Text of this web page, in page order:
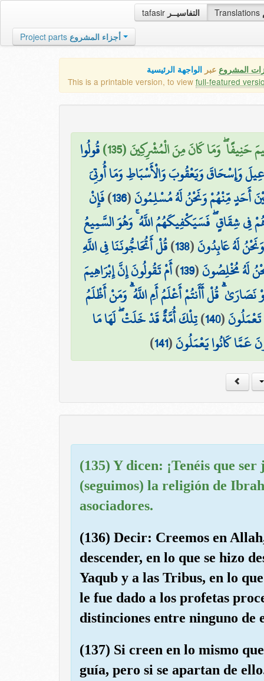
tafasir التفاسيــر Translations
Project parts أجزاء المشروع
المشروع عبر الواجهة الرئيسية
This is a printable version, to view full-featured
وَمَا كَانَ مِنَ الْمُشْرِكِينَ (135)
قُولُوا
وَإِسْحَاقَ وَيَعْقُوبَ وَالْأَسْبَاطِ وَمَا أُوتِيَ
أَحَدٍ مِّنْهُمْ وَنَحْنُ لَهُ مُسْلِمُونَ(
136
)فَإِنْ
هُمْ فِي شِقَاقٍ ۖ فَسَيَكْفِيكَهُمُ اللَّهُ ۚ وَهُوَ السَّمِيعُ
لَهُ عَابِدُونَ(
138
)قُلْ أَتُحَاجُّونَنَا فِي اللَّهِ
لَهُ مُخْلِصُونَ(
139
)أَمْ تَقُولُونَ إِنَّ إِبْرَاهِيمَ
قُلْ أَأَنتُمْ أَعْلَمُ أَمِ اللَّهُ ۗ وَمَنْ أَظْلَمُ
(
140
)تِلْكَ أُمَّةٌ قَدْ خَلَتْ ۖ لَهَا مَا
كَانُوا يَعْمَلُونَ(
141
)
(135) Y dicen: ¡Tenéis que
(seguimos) la religión de
asociadores.
(136) Decir: Creemos en
descender, en lo que se hizo
Yaqub y a las Tribus, en lo
le fue dado a los profetas
distinciones entre ninguno de
(137) Si creen en lo mismo
guía, pero si se apartan de